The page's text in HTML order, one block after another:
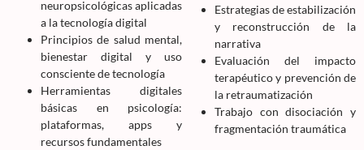
neuropsicológicas aplicadas
a la tecnología digital
Principios de salud mental,
bienestar digital y uso
consciente de tecnología
Herramientas digitales
básicas en psicología:
plataformas, apps y
recursos fundamentales
Estrategias de estabilización
y reconstrucción de la
narrativa
Evaluación del impacto
terapéutico y prevención de
la retraumatización
Trabajo con disociación y
fragmentación traumática